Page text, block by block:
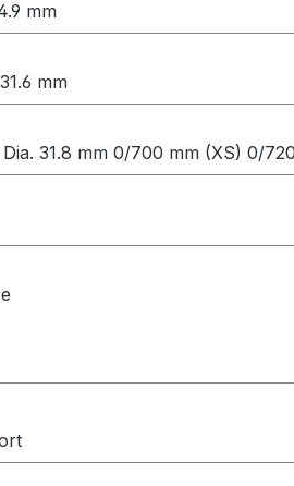
mm
mm
31.8 mm 0/700 mm (XS) 0/